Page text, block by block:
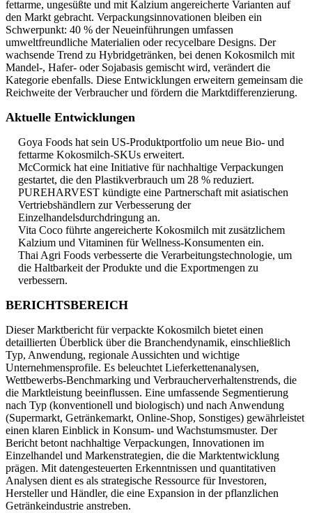
fettarme, ungesüßte und mit Kalzium angereicherte Varianten auf
den Markt gebracht. Verpackungsinnovationen bleiben ein
Schwerpunkt: 40 % der Neueinführungen umfassen
umweltfreundliche Materialien oder recycelbare Designs. Der
wachsende Trend zu Hybridgetränken, bei denen Kokosmilch mit
Mandel-, Hafer- oder Sojabasis gemischt wird, verändert die
Kategorie ebenfalls. Diese Entwicklungen erweitern gemeinsam die
Reichweite der Verbraucher und fördern die Marktdifferenzierung.
Aktuelle Entwicklungen
Goya Foods hat sein US-Produktportfolio um neue Bio- und
fettarme Kokosmilch-SKUs erweitert.
McCormick hat eine Initiative für nachhaltige Verpackungen
gestartet, die den Plastikverbrauch um 28 % reduziert.
PUREHARVEST kündigte eine Partnerschaft mit asiatischen
Vertriebshändlern zur Verbesserung der
Einzelhandelsdurchdringung an.
Vita Coco führte angereicherte Kokosmilch mit zusätzlichem
Kalzium und Vitaminen für Wellness-Konsumenten ein.
Thai Agri Foods verbesserte die Verarbeitungstechnologie, um
die Haltbarkeit der Produkte und die Exportmengen zu
verbessern.
BERICHTSBEREICH
Dieser Marktbericht für verpackte Kokosmilch bietet einen
detaillierten Überblick über die Branchendynamik, einschließlich
Typ, Anwendung, regionale Aussichten und wichtige
Unternehmensprofile. Es beleuchtet Lieferkettenanalysen,
Wettbewerbs-Benchmarking und Verbraucherverhaltenstrends, die
die Marktleistung beeinflussen. Eine umfassende Segmentierung
nach Typ (konventionell und biologisch) und nach Anwendung
(Supermarkt, Getränkemarkt, Online-Shop, Sonstiges) gewährleistet
einen klaren Einblick in Konsum- und Wachstumsmuster. Der
Bericht betont nachhaltige Verpackungen, Innovationen im
Einzelhandel und Markenstrategien, die die Marktentwicklung
prägen. Mit datengesteuerten Erkenntnissen und quantitativen
Analysen dient es als strategische Ressource für Investoren,
Hersteller und Händler, die eine Expansion in der pflanzlichen
Getränkeindustrie anstreben.